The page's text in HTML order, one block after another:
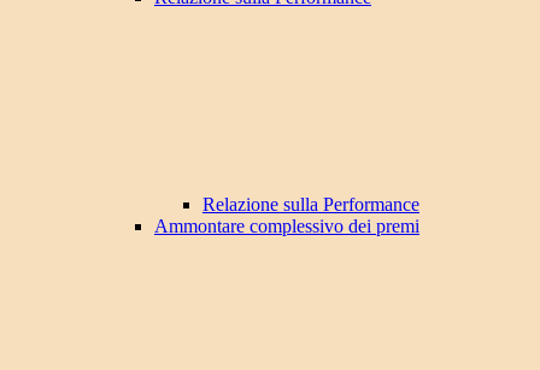
Relazione sulla Performance
Ammontare complessivo dei premi